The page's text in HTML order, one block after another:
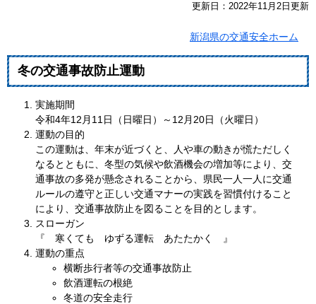
更新日：2022年11月2日更新
新潟県の交通安全ホーム
冬の交通事故防止運動
実施期間
令和4年12月11日（日曜日）～12月20日（火曜日）
運動の目的
この運動は、年末が近づくと、人や車の動きが慌ただしく
なるとともに、冬型の気候や飲酒機会の増加等により、交
通事故の多発が懸念されることから、県民一人一人に交通
ルールの遵守と正しい交通マナーの実践を習慣付けること
により、交通事故防止を図ることを目的とします。
スローガン
『 寒くても ゆずる運転 あたたかく 』
運動の重点
横断歩行者等の交通事故防止
飲酒運転の根絶
冬道の安全走行